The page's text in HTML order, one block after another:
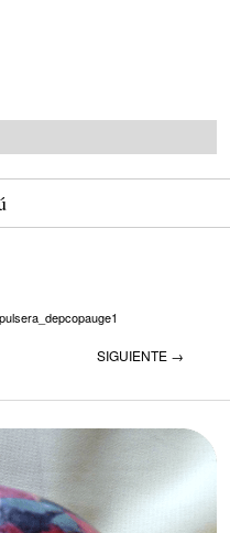
pulsera_depcopauge1
SIGUIENTE →